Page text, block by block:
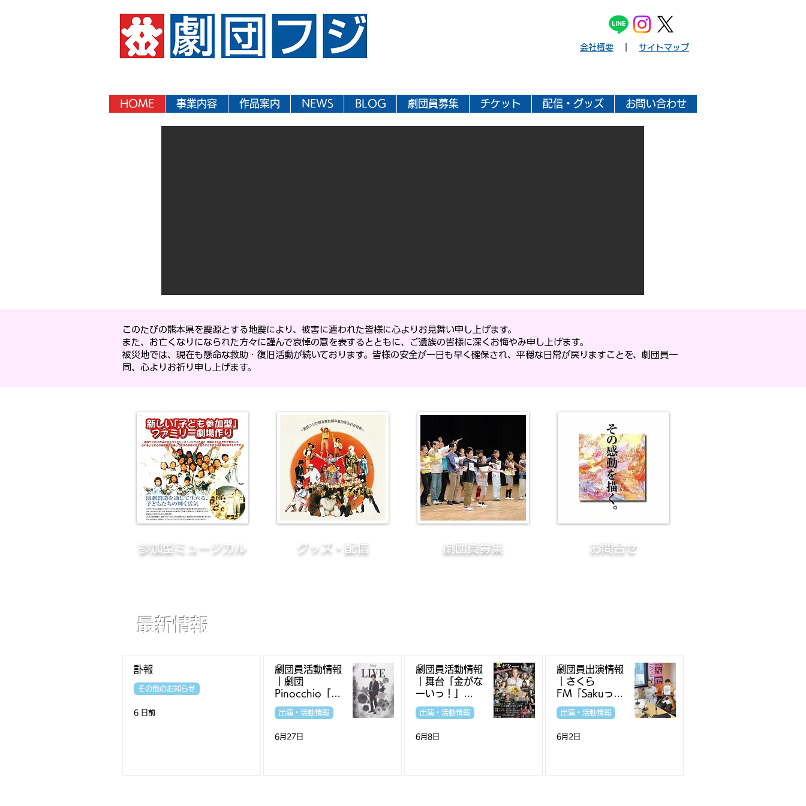
会社概要 サイトマップ
HOME 事業内容 作品案内 NEWS BLOG 劇団員募集 チケット 配信・グッズ お問い合わせ
このたびの熊本県を震源とする地震により、被害に遭われた皆様に心よりお見舞い申し上げます。
また、お亡くなりになられた方々に謹んで哀悼の意を表するとともに、ご遺族の皆様に深くお悔やみ申し上げます。
被災地では、現在も懸命な救助・復旧活動が続いております。皆様の安全が一日も早く確保され、平穏な日常が戻りますことを、劇団員一
同、心よりお祈り申し上げます。
参加型ミュージカル グッズ・配信 ​劇団員募集 ​お問合せ
最新情報
訃報
その他のお知らせ
6 日前
劇団員活動情報
｜劇団
Pinocchio「LI
VE」
出演・活動情報
6月27日
劇団員活動情報
｜舞台「金がな
ーいっ！」
（FellowDrea
mers主催）
出演・活動情報
6月8日
劇団員出演情報
｜さくら
FM「Sakuっと
La・ら・Ra西
宮・木曜日」
出演・活動情報
6月2日